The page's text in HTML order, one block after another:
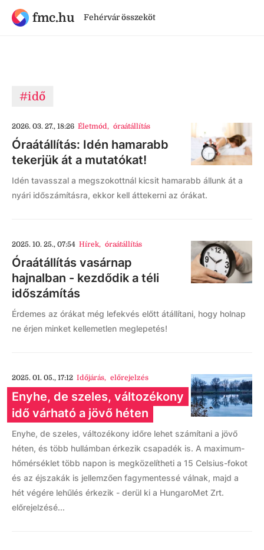
fmc.hu Fehérvár összeköt
#idő
2026. 03. 27., 18:26 Életmód, óraátállítás
Óraátállítás: Idén hamarabb
tekerjük át a mutatókat!
Idén tavasszal a megszokottnál kicsit hamarabb állunk át a
nyári időszámításra, ekkor kell áttekerni az órákat.
2025. 10. 25., 07:54 Hírek, óraátállítás
Óraátállítás vasárnap
hajnalban - kezdődik a téli
időszámítás
Érdemes az órákat még lefekvés előtt átállítani, hogy holnap
ne érjen minket kellemetlen meglepetés!
2025. 01. 05., 17:12 Időjárás, előrejelzés
Enyhe, de szeles, változékony
idő várható a jövő héten
Enyhe, de szeles, változékony időre lehet számítani a jövő
héten, és több hullámban érkezik csapadék is. A maximum-
hőmérséklet több napon is megközelítheti a 15 Celsius-fokot
és az éjszakák is jellemzően fagymentessé válnak, majd a
hét végére lehűlés érkezik - derül ki a HungaroMet Zrt.
előrejelzésé...